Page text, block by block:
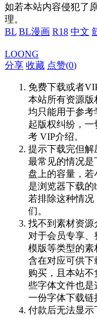
如若本站内容侵犯了
理。
BL BL漫画 R18 中文
LOONG
分享 收藏 点赞(0)
免费下载或者
本站所有资源
均只能用于参考
起版权纠纷，
考 VIP介绍。
提示下载完但解
最常见的情况是
盘上的容量，
是浏览器下载的
若排除这种情
们。
找不到素材资源
对于会员专享
模版等类型的
含在对应可供
购买，且本站
些字体文件也
一份字体下载链
付款后无法显示